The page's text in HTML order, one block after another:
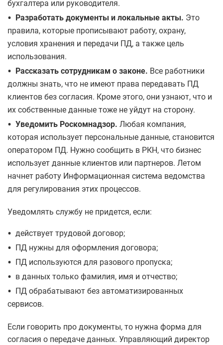
бухгалтера или руководителя.
• Разработать документы и локальные акты. Это
правила, которые прописывают работу, охрану,
условия хранения и передачи ПД, а также цель
использования.
• Рассказать сотрудникам о законе. Все работники
должны знать, что не имеют права передавать ПД
клиентов без согласия. Кроме этого, они узнают, что и
их собственные данные тоже не уйдут на сторону.
• Уведомить Роскомнадзор. Любая компания,
которая использует персональные данные, становится
оператором ПД. Нужно сообщить в РКН, что бизнес
использует данные клиентов или партнеров. Летом
начнет работу Информационная система ведомства
для регулирования этих процессов.
Уведомлять службу не придется, если:
• действует трудовой договор;
• ПД нужны для оформления договора;
• ПД используются для разового пропуска;
• в данных только фамилия, имя и отчество;
• ПД обрабатывают без автоматизированных
сервисов.
Если говорить про документы, то нужна форма для
согласия о передаче данных. Управляющий директор